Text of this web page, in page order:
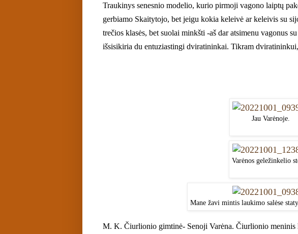
Traukinys senesnio modelio, kurio pirmoji vagono laiptų
gerbiamo Skaitytojo, bet jeigu kokia keleivė ar keleivis su
trečios klasės, bet suolai minkšti -aš dar atsimenu vagonus
išsisikiria du entuziastingi dviratininkai. Tikram
Jau Varėnoje.
Varėnos geležinkelio
Mane žavi mintis laukimo salėse
M. K. Čiurlionio gimtinė- Senoji Varėna. Čiurlionio meninis